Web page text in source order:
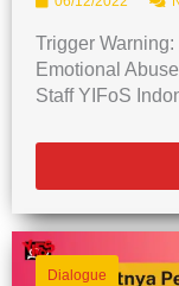
Trigger
Emotional
Staff YIFoS
Dialogue